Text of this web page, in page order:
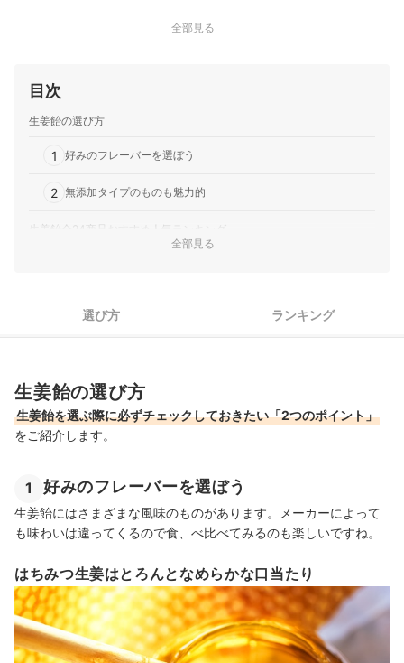
全部見る
目次
生姜飴の選び方
1 好みのフレーバーを選ぼう
2 無添加タイプのものも魅力的
生姜飴全24商品おすすめ人気ランキング
全部見る
選び方 ランキング
生姜飴の選び方
生姜飴を選ぶ際に必ずチェックしておきたい「2つのポイント」
をご紹介します。
1 好みのフレーバーを選ぼう
生姜飴にはさまざまな風味のものがあります。メーカーによって
も味わいは違ってくるので食、べ比べてみるのも楽しいですね。
はちみつ生姜はとろんとなめらかな口当たり